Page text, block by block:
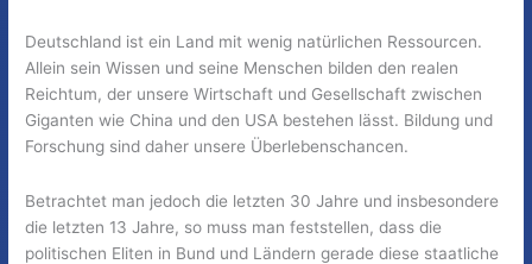
Deutschland ist ein Land mit wenig natürlichen Ressourcen.
Allein sein Wissen und seine Menschen bilden den realen
Reichtum, der unsere Wirtschaft und Gesellschaft zwischen
Giganten wie China und den USA bestehen lässt. Bildung und
Forschung sind daher unsere Überlebenschancen.
Betrachtet man jedoch die letzten 30 Jahre und insbesondere
die letzten 13 Jahre, so muss man feststellen, dass die
politischen Eliten in Bund und Ländern gerade diese staatliche